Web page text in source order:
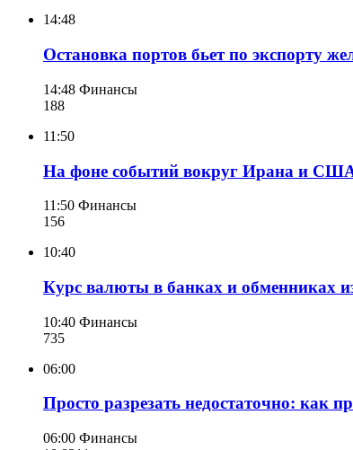
14:48
Остановка портов бьет по экспорту
14:48 Финансы
188
11:50
На фоне событий вокруг Ирана и
11:50 Финансы
156
10:40
Курс валюты в банках и обменниках
10:40 Финансы
735
06:00
Просто разрезать недостаточно: как
06:00 Финансы